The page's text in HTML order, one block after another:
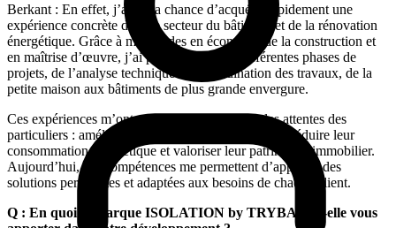
Berkant : En effet, j’ai eu la chance d’acquérir rapidement une
expérience concrète dans le secteur du bâtiment et de la rénovation
énergétique. Grâce à mes études en économie de la construction et
en maîtrise d’œuvre, j’ai pu intervenir sur différentes phases de
projets, de l’analyse technique à la coordination des travaux, de la
petite maison aux bâtiments de plus grande envergure.
Ces expériences m’ont permis de comprendre les attentes des
particuliers : améliorer le confort de leur logement, réduire leur
consommation énergétique et valoriser leur patrimoine immobilier.
Aujourd’hui, ces compétences me permettent d’apporter des
solutions pertinentes et adaptées aux besoins de chaque client.
Q : En quoi la marque ISOLATION by TRYBA va-t-elle vous